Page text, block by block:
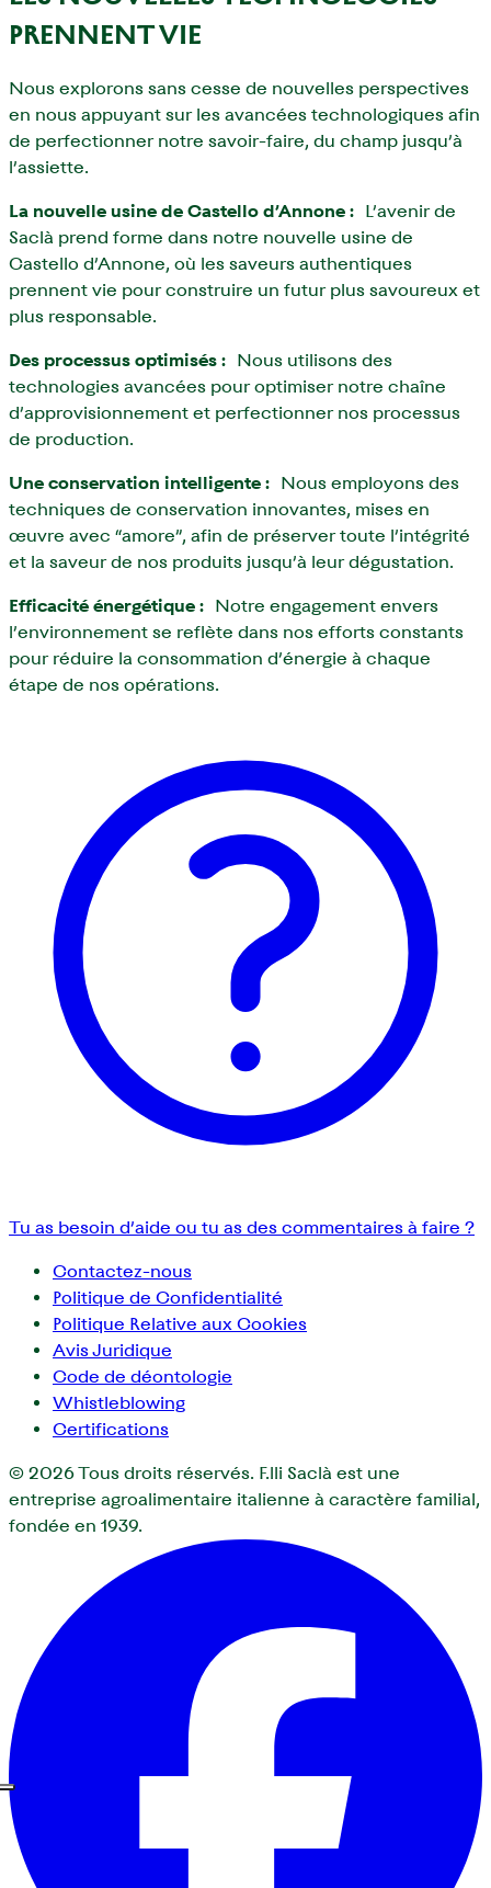
PRENNENT VIE
Nous explorons sans cesse de nouvelles perspectives
en nous appuyant sur les avancées technologiques afin
de perfectionner notre savoir-faire, du champ jusqu’à
l’assiette.
La nouvelle usine de Castello d’Annone : L’avenir de
Saclà prend forme dans notre nouvelle usine de
Castello d’Annone, où les saveurs authentiques
prennent vie pour construire un futur plus savoureux et
plus responsable.
Des processus optimisés : Nous utilisons des
technologies avancées pour optimiser notre chaîne
d’approvisionnement et perfectionner nos processus
de production.
Une conservation intelligente : Nous employons des
techniques de conservation innovantes, mises en
œuvre avec “amore”, afin de préserver toute l’intégrité
et la saveur de nos produits jusqu’à leur dégustation.
Efficacité énergétique : Notre engagement envers
l’environnement se reflète dans nos efforts constants
pour réduire la consommation d’énergie à chaque
étape de nos opérations.
Tu as besoin d’aide ou tu as des commentaires à faire ?
Contactez-nous
Politique de Confidentialité
Politique Relative aux Cookies
Avis Juridique
Code de déontologie
Whistleblowing
Certifications
© 2026Tous droits réservés. F.lli Saclà est une
entreprise agroalimentaire italienne à caractère familial,
fondée en 1939.